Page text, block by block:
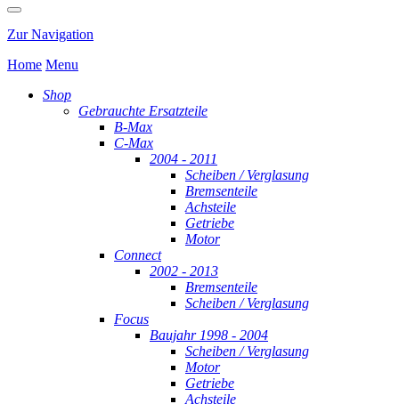
Zur Navigation
Home Menu
Shop
Gebrauchte Ersatzteile
B-Max
C-Max
2004 - 2011
Scheiben / Verglasung
Bremsenteile
Achsteile
Getriebe
Motor
Connect
2002 - 2013
Bremsenteile
Scheiben / Verglasung
Focus
Baujahr 1998 - 2004
Scheiben / Verglasung
Motor
Getriebe
Achsteile